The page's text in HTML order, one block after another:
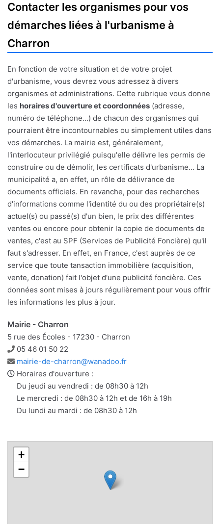
Contacter les organismes pour vos
démarches liées à l'urbanisme à
Charron
En fonction de votre situation et de votre projet
d'urbanisme, vous devrez vous adressez à divers
organismes et administrations. Cette rubrique vous donne
les horaires d'ouverture et coordonnées (adresse,
numéro de téléphone...) de chacun des organismes qui
pourraient être incontournables ou simplement utiles dans
vos démarches. La mairie est, généralement,
l'interlocuteur privilégié puisqu'elle délivre les permis de
construire ou de démolir, les certificats d'urbanisme... La
municipalité a, en effet, un rôle de délivrance de
documents officiels. En revanche, pour des recherches
d'informations comme l'identité du ou des propriétaire(s)
actuel(s) ou passé(s) d'un bien, le prix des différentes
ventes ou encore pour obtenir la copie de documents de
ventes, c'est au SPF (Services de Publicité Foncière) qu'il
faut s'adresser. En effet, en France, c'est auprès de ce
service que toute tansaction immobilière (acquisition,
vente, donation) fait l'objet d'une publicité foncière. Ces
données sont mises à jours régulièrement pour vous offrir
les informations les plus à jour.
Mairie - Charron
5 rue des Écoles - 17230 - Charron
Téléphone
05 46 01 50 22
Adresse
e-
mail
mairie-de-charron@wanadoo.fr
Horaires d'ouverture :
Du jeudi au vendredi : de 08h30 à 12h
Le mercredi : de 08h30 à 12h et de 16h à 19h
Du lundi au mardi : de 08h30 à 12h
+
−